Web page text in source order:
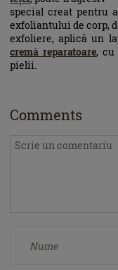
special creat pentru
exfoliantului de corp,
exfoliere, aplică un
cremă reparatoare, cu
pielii.
Comments